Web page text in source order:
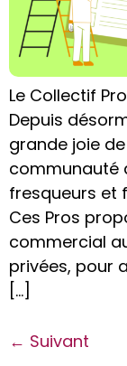
Le Collectif
Depuis
grande joie
communauté
fresqueurs et
Ces Pros
commercial
privées, pour
[…]
← Suivant